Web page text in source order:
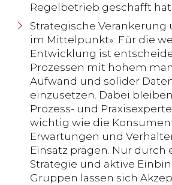
Regelbetrieb geschafft hat.
Strategische Verankerung
im Mittelpunkt»: Für die
Entwicklung ist
Prozessen mit hohem
Aufwand und solider
einzusetzen. Dabei
Prozess- und
wichtig wie die
Erwartungen und
Einsatz prägen. Nur durch
Strategie und aktive
Gruppen lassen sich